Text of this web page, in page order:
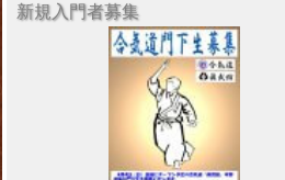
新規入門者募集